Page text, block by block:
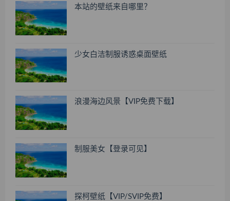
本站的壁纸来自哪里？
少女白洁制服诱惑桌面壁纸
浪漫海边风景【VIP免费下载】
制服美女【登录可见】
探柯壁纸【VIP/SVIP免费】